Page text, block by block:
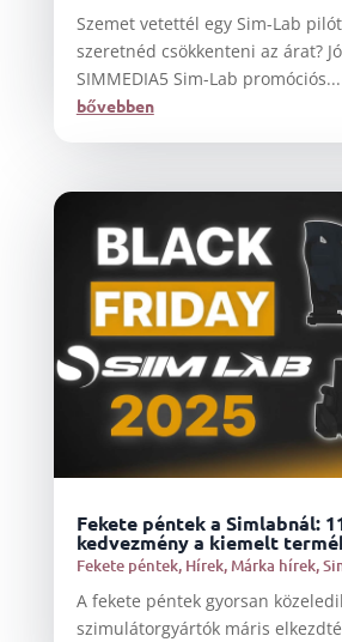
Szemet vetettél egy Sim-Lab
szeretnéd csökkenteni az árat?
SIMMEDIA5 Sim-Lab promóciós...
bővebben
Fekete péntek a Simlabnál:
kedvezmény a kiemelt
Fekete péntek, Hírek,Márka hírek,
A fekete péntek gyorsan
szimulátorgyártók máris